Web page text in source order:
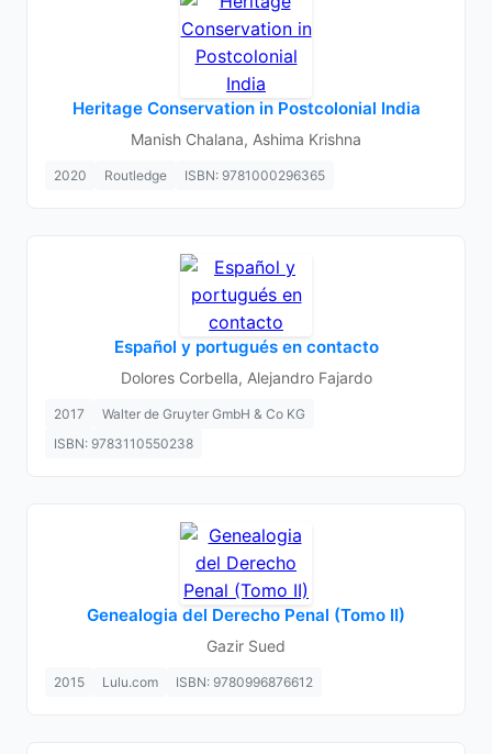
Heritage Conservation in Postcolonial India
Manish Chalana, Ashima Krishna
2020 Routledge ISBN: 9781000296365
Español y portugués en contacto
Dolores Corbella, Alejandro Fajardo
2017
Walter de Gruyter GmbH & Co KG
ISBN: 9783110550238
Genealogia del Derecho Penal (Tomo II)
Gazir Sued
2015 Lulu.com ISBN: 9780996876612